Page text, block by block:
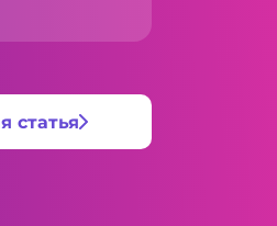
статья